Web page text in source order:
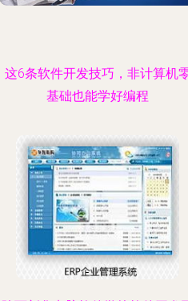
这6条软件开发技巧，非计算机
基础也能学好编程